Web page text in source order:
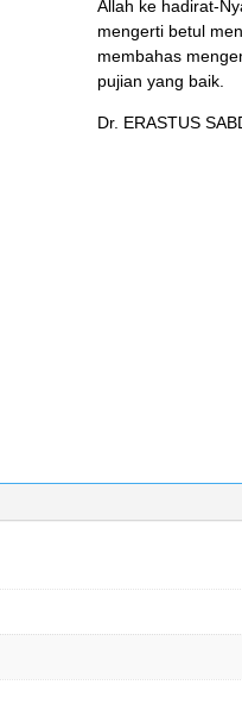
Allah ke hadirat-
mengerti betul
membahas
pujian yang baik.
Dr. ERASTUS